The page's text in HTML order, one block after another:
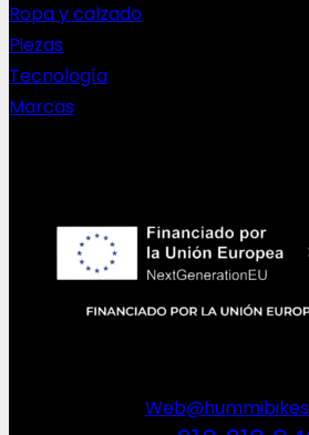
Ropa y calzado
Piezas
Tecnología
Marcas